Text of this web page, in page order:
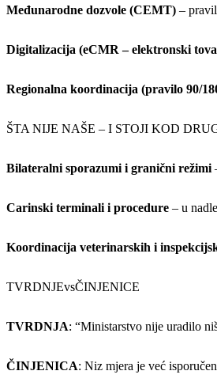
Međunarodne dozvole (CEMT) –
Digitalizacija (eCMR – elektronski
Regionalna koordinacija (pravilo 90/
ŠTA NIJE NAŠE – I STOJI KOD
Bilateralni sporazumi i granični režimi
Carinski terminali i procedure – u
Koordinacija veterinarskih i
TVRDNJEvsČINJENICE
TVRDNJA: “Ministarstvo nije uradilo
ČINJENICA: Niz mjera je već